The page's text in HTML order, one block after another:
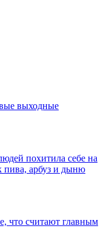
выходные
похитила себе на
пива, арбуз и дыню
что считают главным